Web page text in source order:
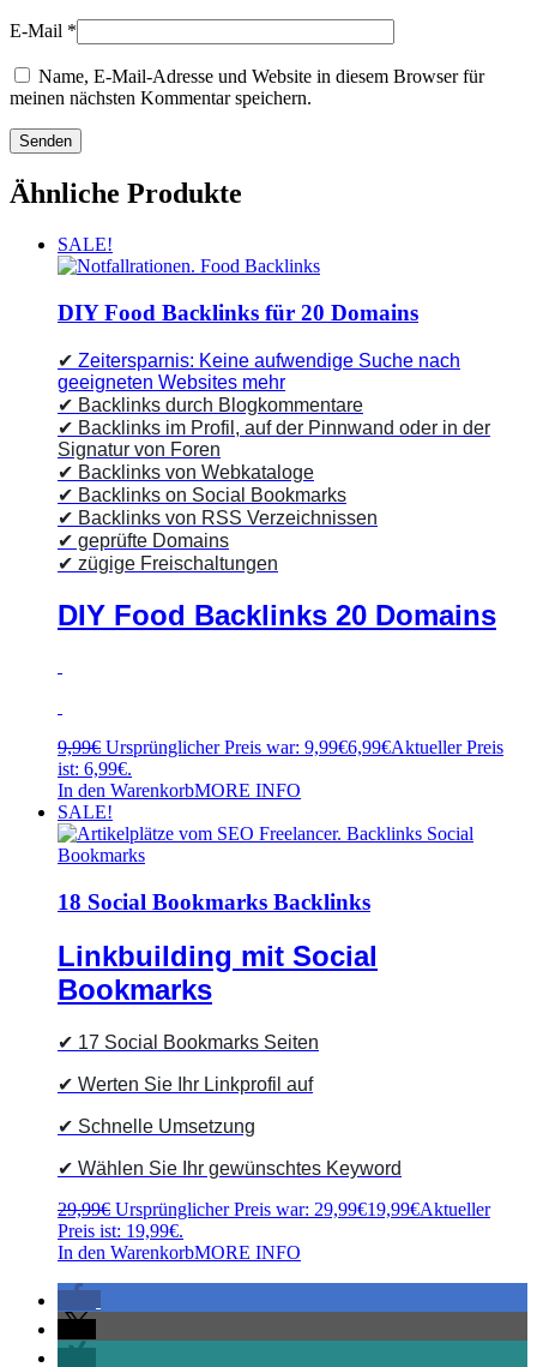
E-Mail *
Name, E-Mail-Adresse und Website in diesem Browser für
meinen nächsten Kommentar speichern.
Ähnliche Produkte
SALE!
DIY Food Backlinks für 20 Domains
✔ Zeitersparnis: Keine aufwendige Suche nach
geeigneten Websites mehr
✔ Backlinks durch Blogkommentare
✔ Backlinks im Profil, auf der Pinnwand oder in der
Signatur von Foren
✔ Backlinks von Webkataloge
✔ Backlinks on Social Bookmarks
✔ Backlinks von RSS Verzeichnissen
✔ geprüfte Domains
✔ zügige Freischaltungen
DIY Food Backlinks 20 Domains
9,99€ Ursprünglicher Preis war: 9,99€6,99€Aktueller Preis
ist: 6,99€.
In den WarenkorbMORE INFO
SALE!
18 Social Bookmarks Backlinks
Linkbuilding mit Social
Bookmarks
✔ 17 Social Bookmarks Seiten
✔ Werten Sie Ihr Linkprofil auf
✔ Schnelle Umsetzung
✔ Wählen Sie Ihr gewünschtes Keyword
29,99€ Ursprünglicher Preis war: 29,99€19,99€Aktueller
Preis ist: 19,99€.
In den WarenkorbMORE INFO